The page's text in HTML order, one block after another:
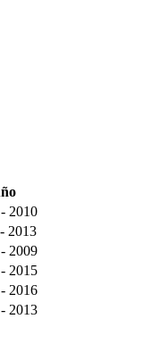
2010
2013
2009
2015
2016
2013